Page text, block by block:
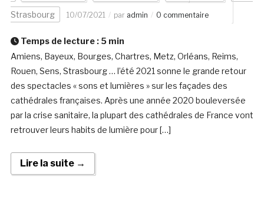
Strasbourg 10/07/2021 par admin 0 commentaire
Temps de lecture : 5 min
Amiens, Bayeux, Bourges, Chartres, Metz, Orléans, Reims,
Rouen, Sens, Strasbourg … l’été 2021 sonne le grande retour
des spectacles « sons et lumières » sur les façades des
cathédrales françaises. Après une année 2020 bouleversée
par la crise sanitaire, la plupart des cathédrales de France vont
retrouver leurs habits de lumière pour […]
Lire la suite →